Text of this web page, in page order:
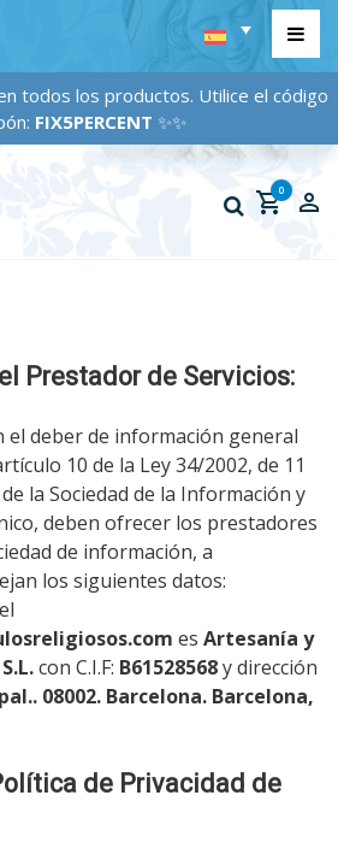
todos los productos. Utilice el código
FIX5PERCENT✨✨
0
Prestador de Servicios:
el deber de información general
10 de la Ley 34/2002, de 11
la Sociedad de la Información y
deben ofrecer los prestadores
de información, a
los siguientes datos:
es Artesanía y
con C.I.F: B61528568y dirección
08002. Barcelona. Barcelona,
de Privacidad de